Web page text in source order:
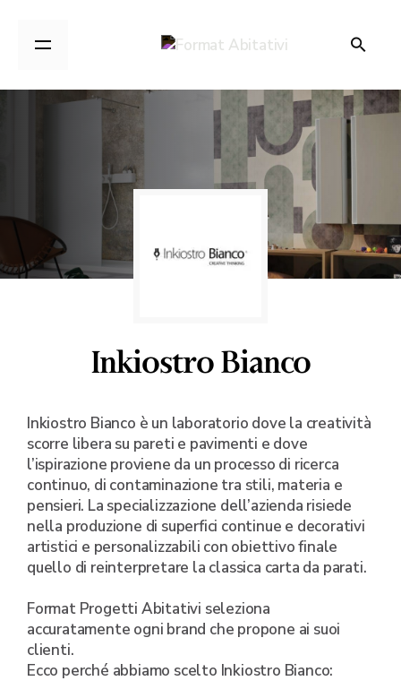
Inkiostro Bianco è un laboratorio dove la creatività
scorre libera su pareti e pavimenti e dove
l’ispirazione proviene da un processo di ricerca
continuo, di contaminazione tra stili, materia e
pensieri. La specializzazione dell’azienda risiede
nella produzione di superfici continue e decorativi
artistici e personalizzabili con obiettivo finale
quello di reinterpretare la classica carta da parati.
Format Progetti Abitativi seleziona
accuratamente ogni brand che propone ai suoi
clienti.
Ecco perché abbiamo scelto Inkiostro Bianco:
Inkiostro Bianco